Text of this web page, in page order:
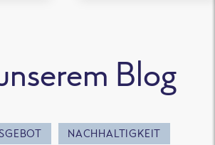
Blog
NACHHALTIGKEIT